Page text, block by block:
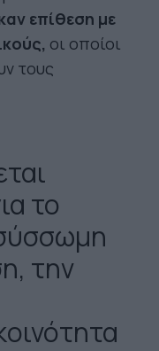
επίθεση με
οι οποίοι
τους
το
την